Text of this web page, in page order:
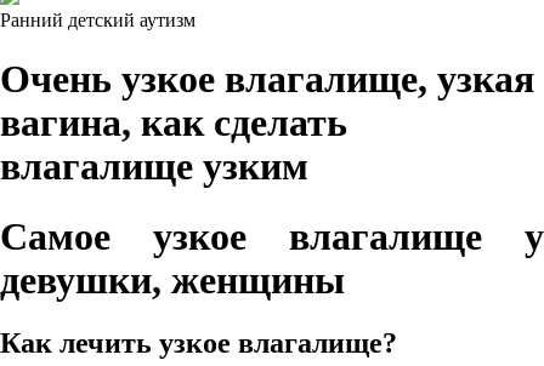
Ранний детский аутизм
Очень узкое влагалище, узкая
вагина, как сделать
влагалище узким
Самое узкое влагалище у
девушки, женщины
Как лечить узкое влагалище?